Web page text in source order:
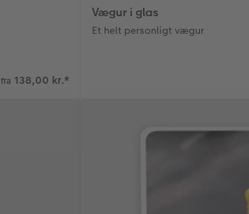
fra 138,00 kr.*
Vægur i glas
Et helt personligt vægur